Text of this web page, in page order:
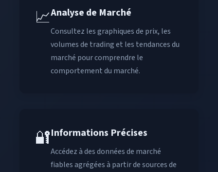
📈Analyse de Marché
Consultez les graphiques de prix, les
volumes de trading et les tendances du
marché pour comprendre le
comportement du marché.
🔐Informations Précises
Accédez à des données de marché
fiables agrégées à partir de sources de